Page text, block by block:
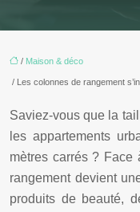
/ Maison & déco
/ Les colonnes de rangement
Saviez-vous que la
les appartements
mètres carrés ? Face
rangement devient
produits de beauté,